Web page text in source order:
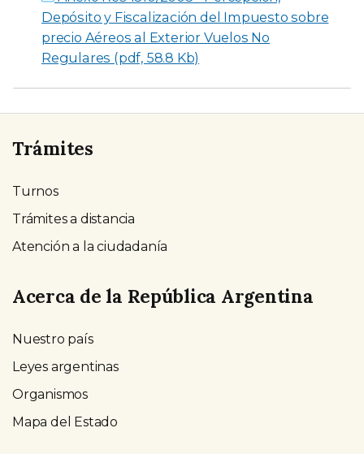
Depósito y Fiscalización del Impuesto sobre
precio Aéreos al Exterior Vuelos No
Regulares (pdf, 58.8 Kb)
Trámites
Turnos
Trámites a distancia
Atención a la ciudadanía
Acerca de la República Argentina
Nuestro país
Leyes argentinas
Organismos
Mapa del Estado